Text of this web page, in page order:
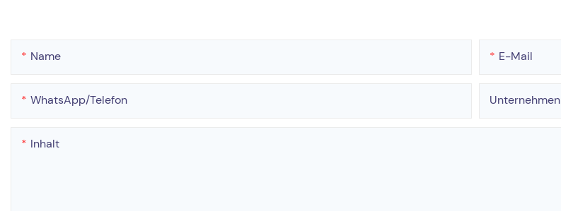
Name E-Mail
WhatsApp/Telefon Unternehmen
Inhalt